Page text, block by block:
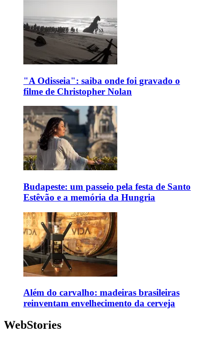
"A Odisseia": saiba onde foi gravado o
filme de Christopher Nolan
Budapeste: um passeio pela festa de Santo
Estêvão e a memória da Hungria
Além do carvalho: madeiras brasileiras
reinventam envelhecimento da cerveja
WebStories